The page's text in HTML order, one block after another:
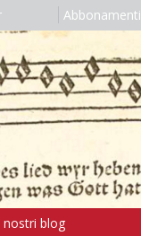
Abbonamenti
nostri blog